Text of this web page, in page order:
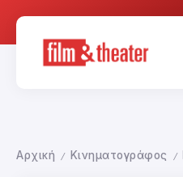
Αρχική / Κινηματογράφος /